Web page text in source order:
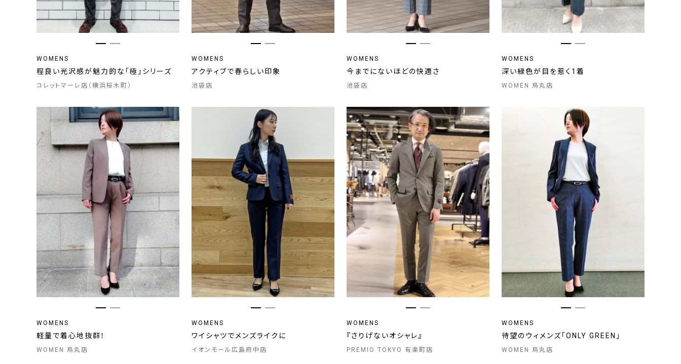
WOMENS
程良い光沢感が魅力的な「極」シリーズ
コレットマーレ店（横浜桜木町）
WOMENS
アクティブで春らしい印象
池袋店
WOMENS
今までにないほどの快適さ
池袋店
WOMENS
深い緑色が目を惹く1着
WOMEN 烏丸店
WOMENS
軽量で着心地抜群！
WOMEN 烏丸店
WOMENS
ワイシャツでメンズライクに
イオンモール広島府中店
WOMENS
『さりげないオシャレ』
PREMIO TOKYO 有楽町店
WOMENS
待望のウィメンズ「ONLY GREEN」
WOMEN 烏丸店